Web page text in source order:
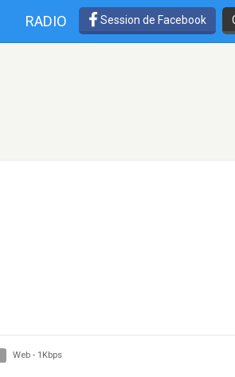
RADIO Session de Facebook
Web - 1Kbps